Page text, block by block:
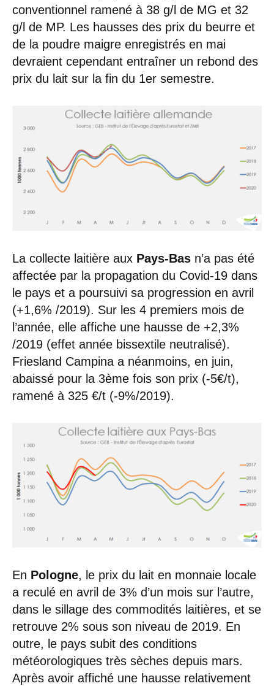
conventionnel ramené à 38 g/l de MG et 32
g/l de MP. Les hausses des prix du beurre et
de la poudre maigre enregistrés en mai
devraient cependant entraîner un rebond des
prix du lait sur la fin du 1er semestre.
La collecte laitière aux Pays-Bas n’a pas été
affectée par la propagation du Covid-19 dans
le pays et a poursuivi sa progression en avril
(+1,6% /2019). Sur les 4 premiers mois de
l’année, elle affiche une hausse de +2,3%
/2019 (effet année bissextile neutralisé).
Friesland Campina a néanmoins, en juin,
abaissé pour la 3ème fois son prix (-5€/t),
ramené à 325 €/t (-9%/2019).
En Pologne, le prix du lait en monnaie locale
a reculé en avril de 3% d’un mois sur l’autre,
dans le sillage des commodités laitières, et se
retrouve 2% sous son niveau de 2019. En
outre, le pays subit des conditions
météorologiques très sèches depuis mars.
Après avoir affiché une hausse relativement